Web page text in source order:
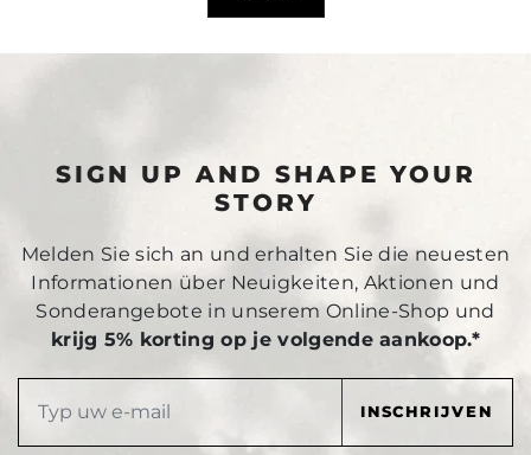
SIGN UP AND SHAPE YOUR
STORY
Melden Sie sich an und erhalten Sie die neuesten
Informationen über Neuigkeiten, Aktionen und
Sonderangebote in unserem Online-Shop und
krijg 5% korting op je volgende aankoop.*